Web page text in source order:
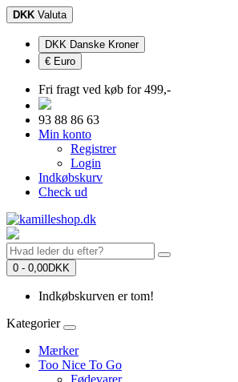
DKK Valuta
DKK Danske Kroner
€ Euro
Fri fragt ved køb for 499,-
93 88 86 63
Min konto
Registrer
Login
Indkøbskurv
Check ud
0 - 0,00DKK
Indkøbskurven er tom!
Kategorier
Mærker
Too Nice To Go
Fødevarer